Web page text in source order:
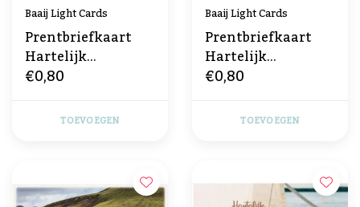
Baaij Light Cards
Prentbriefkaart
Hartelijk
Gefeliciteerd
€0,80
TOEVOEGEN
Baaij Light Cards
Prentbriefkaart
Hartelijk
Gefeliciteerd
€0,80
TOEVOEGEN